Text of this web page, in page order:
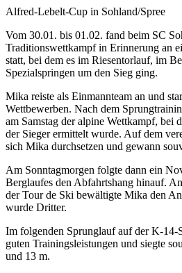
Alfred-Lebelt-Cup in Sohland/Spree
Vom 30.01. bis 01.02. fand beim SC
Traditionswettkampf in Erinnerung an
statt, bei dem es im Riesentorlauf, im
Spezialspringen um den Sieg ging.
Mika reiste als Einmannteam an und
Wettbewerben. Nach dem
am Samstag der alpine Wettkampf, bei
der Sieger ermittelt wurde. Auf dem
sich Mika durchsetzen und gewann
Am Sonntagmorgen folgte dann ein
Berglaufes den Abfahrtshang hinauf.
der Tour de Ski bewältigte Mika den
wurde Dritter.
Im folgenden Sprunglauf auf der K-14-
guten Trainingsleistungen und siegte
und 13 m.